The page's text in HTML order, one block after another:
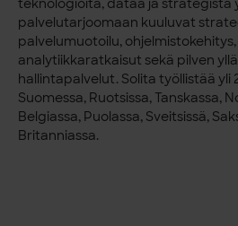
palvelutarjoomaan kuuluvat
palvelumuotoilu,
analytiikkaratkaisut sekä pilven
hallintapalvelut. Solita työllistää yli
Suomessa, Ruotsissa, Tanskassa,
Belgiassa, Puolassa, Sveitsissä,
Britanniassa.